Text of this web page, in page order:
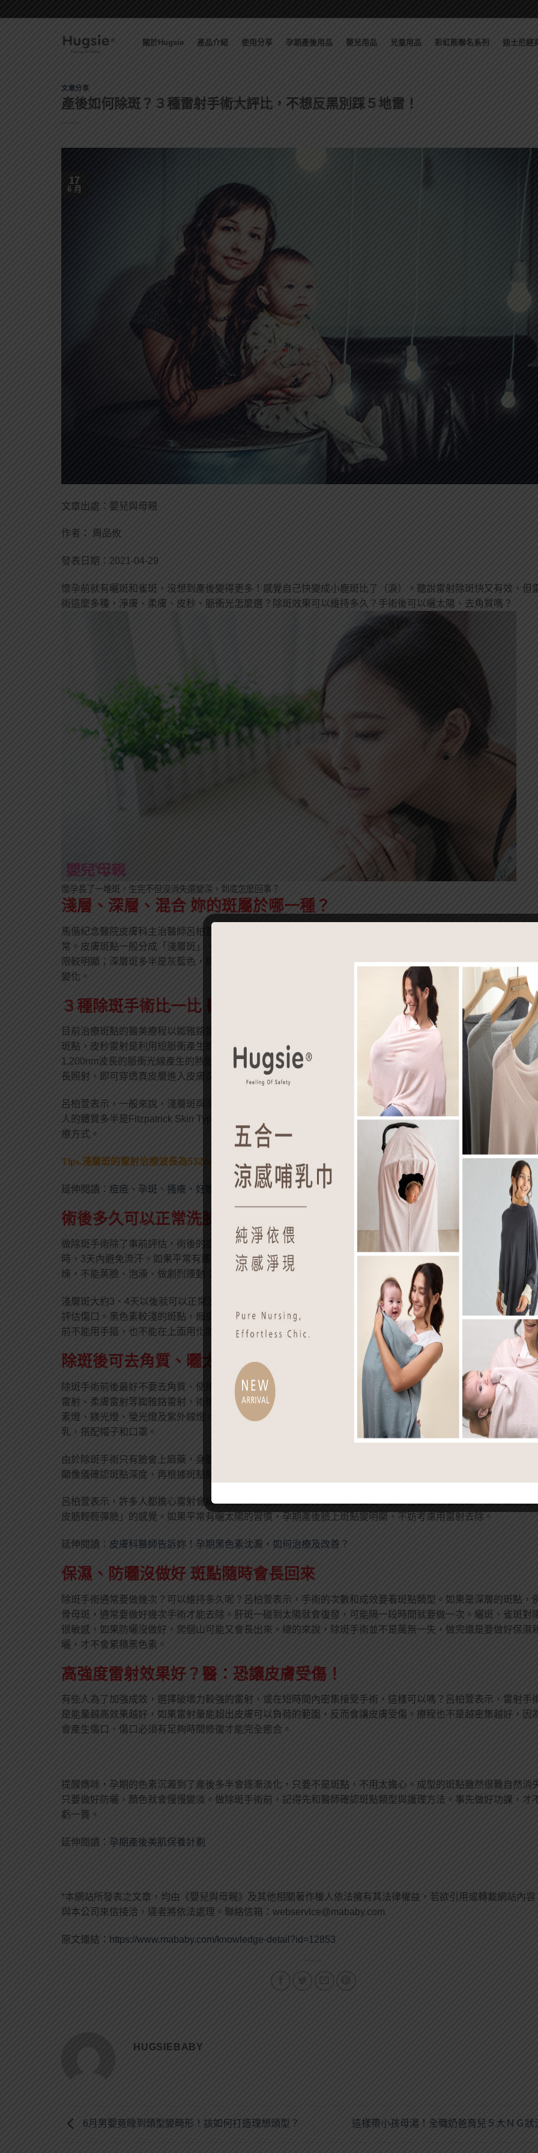
關於Hugsie 產品介紹 使用分享 孕期產後用品 嬰兒用品 兒童用品 彩虹熊聯名系列 迪士尼經
文章分享
產後如何除斑？３種雷射手術大評比，不想反黑別踩５地雷！
17
6 月
文章出處：嬰兒與母親
作者： 周品攸
發表日期：2021-04-29
懷孕前就有曬斑和雀斑，沒想到產後變得更多！感覺自己快變成小鹿斑比了（淚）。聽說雷射除斑快又有效，但
術這麼多種，淨膚、柔膚、皮秒、脈衝光怎麼選？除斑效果可以維持多久？手術後可以曬太陽、去角質嗎？
懷孕長了一堆斑，生完不但沒消失還變深，到底怎麼回事？
淺層、深層、混合 妳的斑屬於哪一種？
馬偕紀念醫院皮膚科主治醫師呂柏萱表示，懷孕會改變荷爾蒙濃度，黃種人的皮膚又容易反黑，孕期、產後長斑
常。皮膚斑點一般分成「淺層斑」、「深層斑」與「混合斑」3種類型，淺層斑通常是咖啡色，顏色較深，與皮
限較明顯；深層斑多半是灰藍色，與皮膚的界限較模糊；混合斑類似膚色不均，斑點型態會隨身體狀況與日曬程
變化。
３種除斑手術比一比 醫師教妳挑選眉角
目前治療斑點的醫美療程以銣雅鉻雷射、皮秒雷射和脈衝光最常見。銣雅鉻雷射是利用不同的雷射波長治療深淺
斑點，皮秒雷射是利用短脈衝產生的強大光震波擊碎色素；脈衝光則是一種比雷射更溫和的光電，利用560nm～
1,200nm波長的脈衝光線產生的熱能，幫助真皮層的膠原蛋白與彈力纖維增生。無論是雷射或脈衝光，只要選擇
長照射，即可穿透真皮層進入皮膚深處，改善膚色不均的問題。
呂柏萱表示，一般來說，淺層斑與深層斑可以用銣雅鉻雷射治療，混合斑可以用皮秒雷射或脈衝光治療。不過因
人的體質多半是Fitzpatrick Skin Type III或IV型，反黑風險較高，適合用皮秒雷射或脈衝光，建議先與醫師討論再
療方式。
Tips.淺層斑的雷射治療波長為532nm；深層斑的雷射治療波長為1064nm。
延伸閱讀： 痘痘、孕斑、搔癢、妊娠紋，如何對付懷孕４大皮膚殺手？
術後多久可以正常洗臉？居家護理這樣做
做除斑手術除了事前評估，術後的護理也很重要。淺層斑的手術傷口不深，通常不太會紅腫，術後須冰敷半小時
時，3天內避免流汗。如果平常有運動習慣，最好改做拉筋、瑜伽等輕度運動。深層斑的手術傷口較深，術後須
燥，不能蒸臉、泡澡、做劇烈運動；洗臉時須用無菌生理食鹽水沖洗，再用滅菌紗布將水分吸乾。
淺層斑大約3、4天以後就可以正常洗臉，深層斑則要等一個禮拜才能正常洗臉。深層斑通常要上藥，術後會約回
評估傷口。黑色素較淺的斑點，痂皮大約一週就會剝落，黑色素較深的斑點痂皮則要等兩週左右才會掉。痂皮還
前不能用手摳，也不能在上面用化妝品或保養品。如果覺得皮膚太乾，可以避開結痂部位擦一點低刺激性的乳液
除斑後可去角質、曬太陽？小心這些禁忌
除斑手術前後最好不要去角質、使用含有A酸或甘醇酸的保養品，也不要接觸菸、酒、辛辣食物等刺激性物質。
雷射、柔膚雷射等銣雅鉻雷射，術後須加強保濕和防曬，白天外出最好用SPF50以上的防曬乳，進入室內要避免
素燈、鎂光燈、螢光燈及紫外線燈。做皮秒雷射，術後6個月內最好不要曬到太陽，白天外出最好擦SPF30以上
乳，搭配帽子和口罩。
由於除斑手術只有臉會上麻藥，身體其他部位不受影響，產後只要沒有特殊不適，隨時都可以做。醫師會先用皮
顯像儀確認斑點深度，再根據斑點類型選擇適合的機器與施打範圍。
呂柏萱表示，許多人都擔心雷射會痛，其實除斑雷射多半是打在表皮和真皮，麻醉後痛感就會減輕，頂多會產生
皮筋輕輕彈臉」的感覺。如果平常有曬太陽的習慣，孕期產後臉上斑點變明顯，不妨考慮用雷射去除。
延伸閱讀： 皮膚科醫師告訴妳！孕期黑色素沈澱，如何治療及改善？
保濕、防曬沒做好 斑點隨時會長回來
除斑手術通常要做幾次？可以維持多久呢？呂柏萱表示，手術的次數和成效要看斑點類型。如果是深層的斑點，
骨母斑，通常要做好幾次手術才能去除。肝斑一碰到太陽就會復發，可能隔一段時間就要做一次。曬斑、雀斑對
很敏感，如果防曬沒做好，爬個山可能又會長出來。總的來說，除斑手術並不是萬無一失，做完還是要做好保濕
曬，才不會累積黑色素。
高強度雷射效果好？醫：恐讓皮膚受傷！
有些人為了加強成效，選擇破壞力較強的雷射，或在短時間內密集接受手術，這樣可以嗎？呂柏萱表示，雷射手
是能量越高效果越好，如果雷射量能超出皮膚可以負荷的範圍，反而會讓皮膚受傷。療程也不是越密集越好，因
會產生傷口，傷口必須有足夠時間修復才能完全癒合。
提醒媽咪，孕期的色素沉澱到了產後多半會逐漸淡化，只要不是斑點，不用太擔心。成型的斑點雖然很難自然消
只要做好防曬，顏色就會慢慢變淡。做除斑手術前，記得先和醫師確認斑點類型與護理方法。事先做好功課，才
虧一簣。
延伸閱讀： 孕期產後美肌保養計劃
*本網站所發表之文章，均由《嬰兒與母親》及其他相關著作權人依法擁有其法律權益，若欲引用或轉載網站內容
與本公司來信接洽，違者將依法處理。聯絡信箱： webservice@mababy.com
原文連結： https://www.mababy.com/knowledge-detail?id=12853
HUGSIEBABY
6月男嬰竟睡到頭型變畸形！該如何打造理想頭型？ 這樣帶小孩母湯！全職奶爸育兒５大ＮＧ